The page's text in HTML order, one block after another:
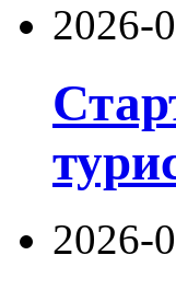
2026-
2026-